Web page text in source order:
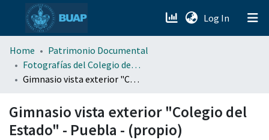
Log In (current)
menu.section.about_menu
All of DSpace
Home
Patrimonio Documental
Fotografías del Colegio del Estado de Puebla
Gimnasio vista exterior "Colegio del Estado" - Puebla - (propio)
Gimnasio vista exterior "Colegio del
Estado" - Puebla - (propio)